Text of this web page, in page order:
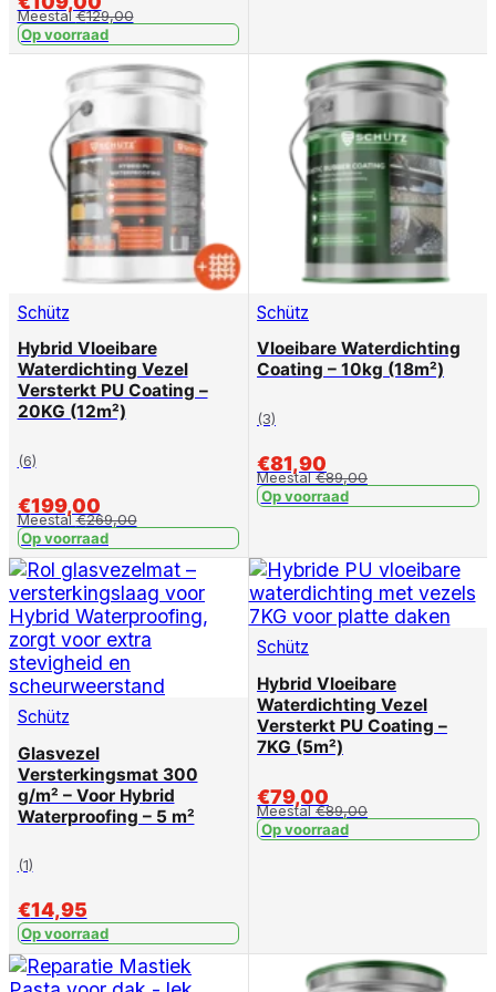
Meestal€129,00
Op voorraad
Schütz
Hybrid Vloeibare
Waterdichting Vezel
Versterkt PU Coating –
20KG (12m²)
(6)
€199,00
Meestal€269,00
Op voorraad
Schütz
Vloeibare Waterdichting
Coating – 10kg (18m²)
(3)
€81,90
Meestal€89,00
Op voorraad
Schütz
Glasvezel
Versterkingsmat 300
g/m² – Voor Hybrid
Waterproofing – 5 m²
(1)
€14,95
Op voorraad
Schütz
Hybrid Vloeibare
Waterdichting Vezel
Versterkt PU Coating –
7KG (5m²)
€79,00
Meestal€89,00
Op voorraad